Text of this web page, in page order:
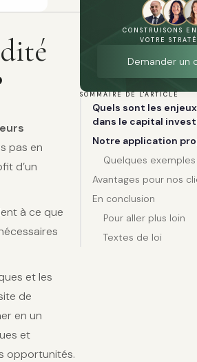
pas en
d’un
à ce que
et les
de
en un
et
opportunités.
CONSTRUISONS
VOTRE
Demander un
SOMMAIRE DE L'ARTICLE
Quels sont les
dans le capital
Notre application
Quelques exemples
Avantages pour nos
En conclusion
Pour aller plus loin
Textes de loi